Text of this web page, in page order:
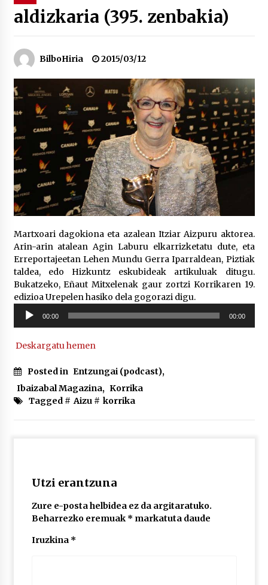
“Hiztegi bat” Gorka Urbizuk idatzitako letren
Bakaikuko barnetegitik gazteek egindako saio
berezia
2026/07/16
Tuba eta bonbardinoaren astea, Bilboko
Kontserbatorioan protagonista
2026/07/16
Auzoportala : 1×04 Auzofoniak
2026/07/15
Gaur abitua da Bilbao bbk live jaialdia
2026/07/09
POTTO: San Pedro jaietako bertso-saioa
2026/07/09
2026/07/07
2026/07/03
SOINUGELA: Paul McCartney eta Ringo Starr-en
aldizkaria (395. zenbakia)
BilboHiria 2015/03/12
Martxoari dagokiona eta azalean Itziar Aizpuru aktorea.
Arin-arin atalean Agin Laburu elkarrizketatu dute, eta
Erreportajeetan Lehen Mundu Gerra Iparraldean, Piztiak
taldea, edo Hizkuntz eskubideak artikuluak ditugu.
Bukatzeko, Eñaut Mitxelenak gaur zortzi Korrikaren 19.
edizioa Urepelen hasiko dela gogorazi digu.
Soinu
erreproduzigailua
00:00 00:00
Deskargatu hemen
Posted in Entzungai (podcast),
Ibaizabal Magazina, Korrika
Tagged # Aizu# korrika
Utzi erantzuna
Zure e-posta helbidea ez da argitaratuko.
Beharrezko eremuak * markatuta daude
Iruzkina *